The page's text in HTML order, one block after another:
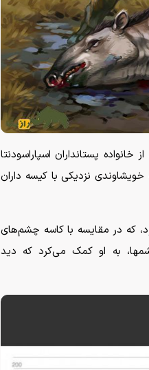
از خانواده پستانداران اسپاراسودنتا
نزدیکی با کیسه داران
بود، که در مقایسه با کاسه چشم‌های
به او کمک می‌کرد که دید